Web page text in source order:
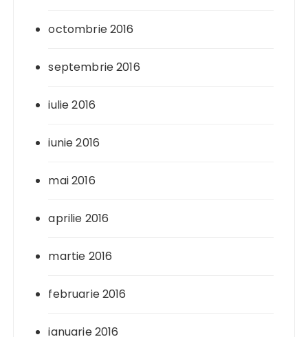
octombrie 2016
septembrie 2016
iulie 2016
iunie 2016
mai 2016
aprilie 2016
martie 2016
februarie 2016
ianuarie 2016